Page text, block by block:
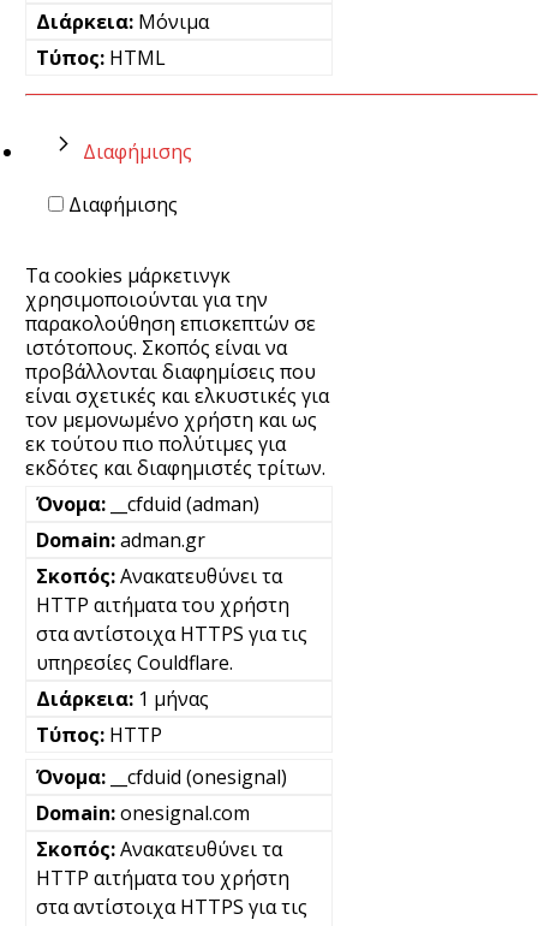
Μόνιμα
HTML
Διαφήμισης
Διαφήμισης
Τα cookies μάρκετινγκ
χρησιμοποιούνται για την
παρακολούθηση επισκεπτών σε
ιστότοπους. Σκοπός είναι να
προβάλλονται διαφημίσεις που
είναι σχετικές και ελκυστικές για
τον μεμονωμένο χρήστη και ως
εκ τούτου πιο πολύτιμες για
εκδότες και διαφημιστές τρίτων.
__cfduid (adman)
adman.gr
Ανακατευθύνει τα
HTTP αιτήματα του χρήστη
στα αντίστοιχα HTTPS για τις
υπηρεσίες Couldflare.
1 μήνας
HTTP
__cfduid (onesignal)
onesignal.com
Ανακατευθύνει τα
HTTP αιτήματα του χρήστη
στα αντίστοιχα HTTPS για τις